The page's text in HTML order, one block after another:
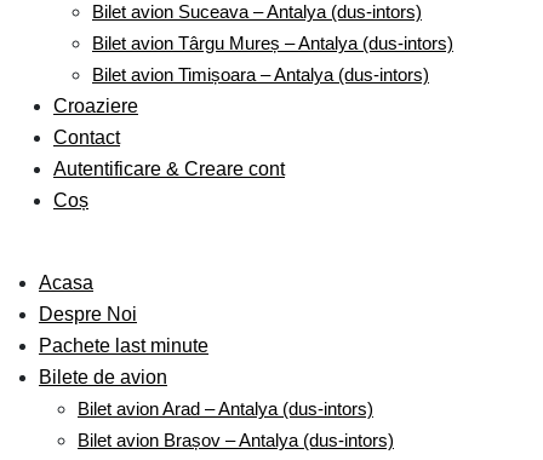
Bilet avion Suceava – Antalya (dus-intors)
Bilet avion Târgu Mureș – Antalya (dus-intors)
Bilet avion Timișoara – Antalya (dus-intors)
Croaziere
Contact
Autentificare & Creare cont
Coș
Acasa
Despre Noi
Pachete last minute
Bilete de avion
Bilet avion Arad – Antalya (dus-intors)
Bilet avion Brașov – Antalya (dus-intors)